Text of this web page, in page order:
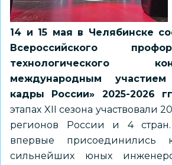
14 и 15 мая в Челябинске
Всероссийского
технологического
международным
кадры России» 2025-2026
этапах XII сезона участвовали
регионов России и 4 стран.
впервые присоединились
сильнейших юных